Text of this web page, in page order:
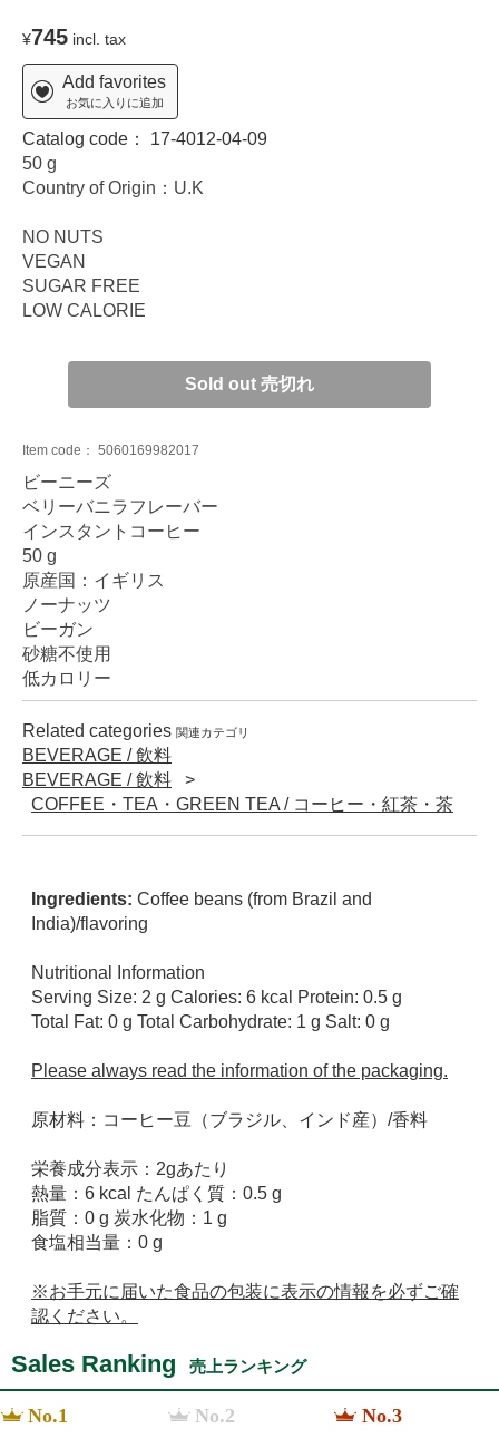
¥745 incl. tax
Add favorites
お気に入りに追加
Catalog code： 17-4012-04-09
50 g
Country of Origin：U.K
NO NUTS
VEGAN
SUGAR FREE
LOW CALORIE
Sold out 売切れ
Item code： 5060169982017
ビーニーズ
ベリーバニラフレーバー
インスタントコーヒー
50 g
原産国：イギリス
ノーナッツ
ビーガン
砂糖不使用
低カロリー
Related categories 関連カテゴリ
BEVERAGE / 飲料
BEVERAGE / 飲料
COFFEE・TEA・GREEN TEA / コーヒー・紅茶・茶
Ingredients: Coffee beans (from Brazil and
India)/flavoring
Nutritional Information
Serving Size: 2 g Calories: 6 kcal Protein: 0.5 g
Total Fat: 0 g Total Carbohydrate: 1 g Salt: 0 g
Please always read the information of the packaging.
原材料：コーヒー豆（ブラジル、インド産）/香料
栄養成分表示：2gあたり
熱量：6 kcal たんぱく質：0.5 g
脂質：0 g 炭水化物：1 g
食塩相当量：0 g
※お手元に届いた食品の包装に表示の情報を必ずご確
認ください。
Sales Ranking 売上ランキング
No.1 No.2 No.3